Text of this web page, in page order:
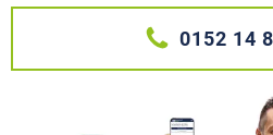
0152 14